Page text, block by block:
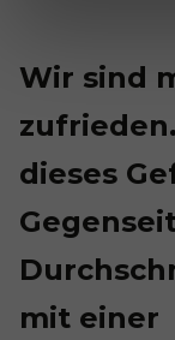
Wir sind
dieses
mit einer